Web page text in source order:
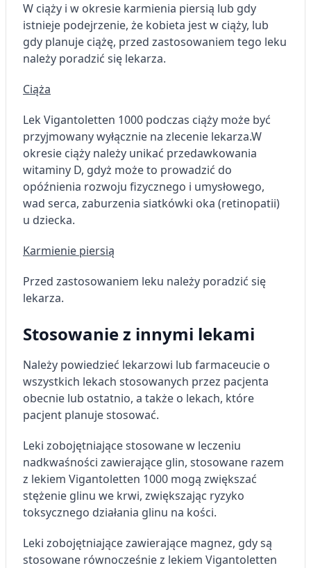
W ciąży i w okresie karmienia piersią lub gdy
istnieje podejrzenie, że kobieta jest w ciąży, lub
gdy planuje ciążę, przed zastosowaniem tego leku
należy poradzić się lekarza.
Ciąża
Lek Vigantoletten 1000 podczas ciąży może być
przyjmowany wyłącznie na zlecenie lekarza.W
okresie ciąży należy unikać przedawkowania
witaminy D, gdyż może to prowadzić do
opóźnienia rozwoju fizycznego i umysłowego,
wad serca, zaburzenia siatkówki oka (retinopatii)
u dziecka.
Karmienie piersią
Przed zastosowaniem leku należy poradzić się
lekarza.
Stosowanie z innymi lekami
Należy powiedzieć lekarzowi lub farmaceucie o
wszystkich lekach stosowanych przez pacjenta
obecnie lub ostatnio, a także o lekach, które
pacjent planuje stosować.
Leki zobojętniające stosowane w leczeniu
nadkwaśności zawierające glin, stosowane razem
z lekiem Vigantoletten 1000 mogą zwiększać
stężenie glinu we krwi, zwiększając ryzyko
toksycznego działania glinu na kości.
Leki zobojętniające zawierające magnez, gdy są
stosowane równocześnie z lekiem Vigantoletten
Użycie dokładnych danych
geolokalizacyjnych
Identyfikowanie urządzeń na podstawie
aktywnie żądanych informacji
Cele przetwarzania inne niż IAB:
Wydajność (Performance)
Reklama / śledzenie